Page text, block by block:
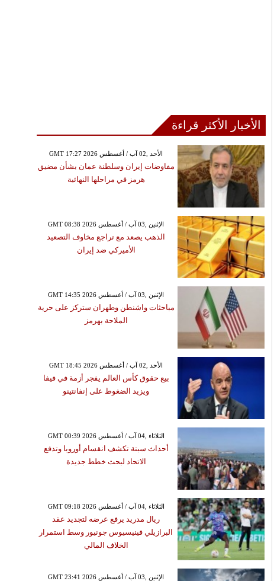
الأخبار الأكثر قراءة
GMT 17:27 2026 الأحد ,02 آب / أغسطس
مفاوضات إيران وسلطنة عمان بشأن مضيق
هرمز في مراحلها النهائية
GMT 08:38 2026 الإثنين ,03 آب / أغسطس
الذهب يصعد مع تراجع مخاوف التصعيد
الأميركي ضد إيران
GMT 14:35 2026 الإثنين ,03 آب / أغسطس
مباحثات واشنطن وطهران ستركز على حرية
الملاحة بهرمز
GMT 18:45 2026 الأحد ,02 آب / أغسطس
بيع حقوق كأس العالم يفجر أزمة في فيفا
ويزيد الضغوط على إنفانتينو
GMT 00:39 2026 الثلاثاء ,04 آب / أغسطس
أحداث سبتة تكشف انقسام أوروبا وتدفع
الاتحاد لبحث خطط جديدة
GMT 09:18 2026 الثلاثاء ,04 آب / أغسطس
ريال مدريد يرفع عرضه لتجديد عقد
البرازيلي فينيسيوس جونيور وسط استمرار
الخلاف المالي
GMT 23:41 2026 الإثنين ,03 آب / أغسطس